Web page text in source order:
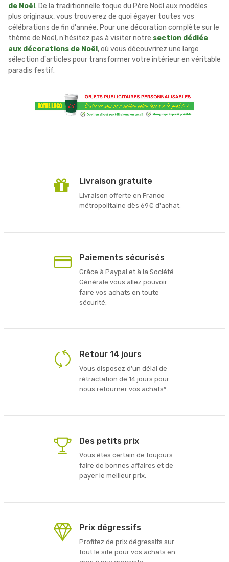
de Noël . De la traditionnelle toque du Père Noël aux modèles
plus originaux, vous trouverez de quoi égayer toutes vos
célébrations de fin d'année. Pour une décoration complète sur le
thème de Noël, n'hésitez pas à visiter notre section dédiée
aux décorations de Noël , où vous découvrirez une large
sélection d'articles pour transformer votre intérieur en véritable
paradis festif.
Livraison gratuite
Livraison offerte en France
métropolitaine dès 69€ d'achat.
Paiements sécurisés
Grâce à Paypal et à la Société
Générale vous allez pouvoir
faire vos achats en toute
sécurité.
Retour 14 jours
Vous disposez d'un délai de
rétractation de 14 jours pour
nous retourner vos achats*.
Des petits prix
Vous êtes certain de toujours
faire de bonnes affaires et de
payer le meilleur prix.
Prix dégressifs
Profitez de prix dégressifs sur
tout le site pour vos achats en